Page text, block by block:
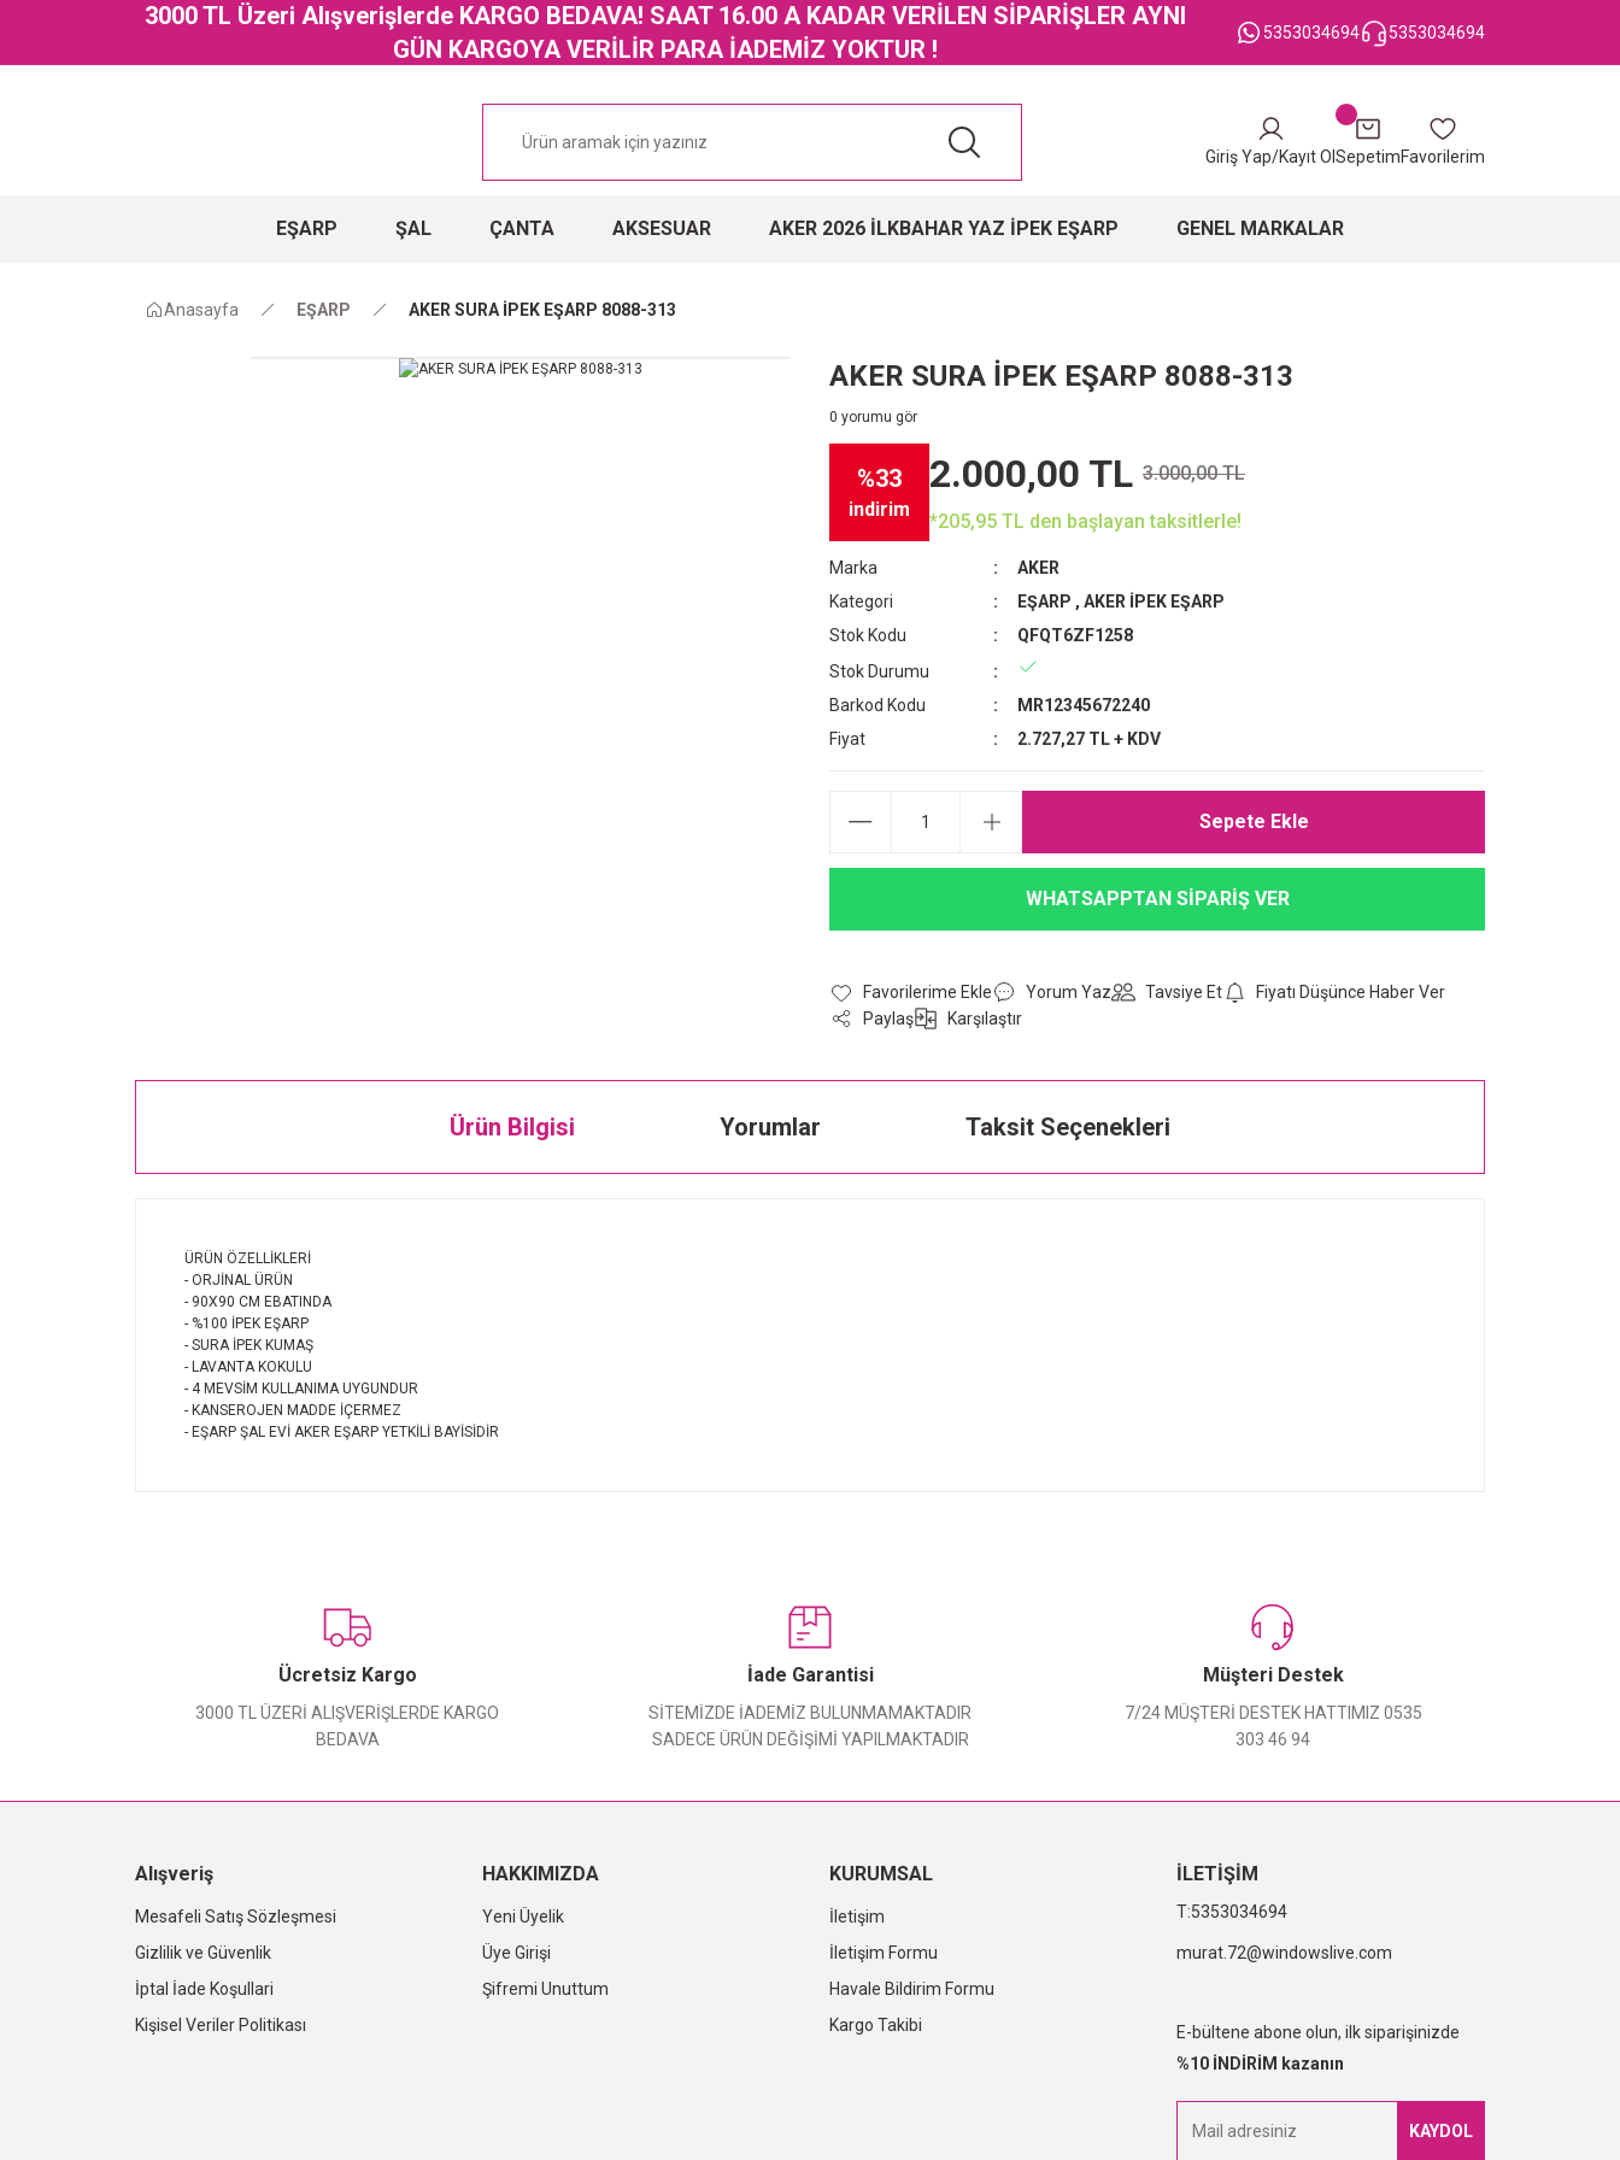
3000 TL Üzeri Alışverişlerde KARGO BEDAVA! SAAT 16.00 A KADAR VERİLEN SİPARİŞLER AYNI
GÜN KARGOYA VERİLİR PARA İADEMİZ YOKTUR !
5353034694 5353034694
Giriş Yap/Kayıt Ol SepetimFavorilerim
EŞARP ŞAL ÇANTA AKSESUAR AKER 2026 İLKBAHAR YAZ İPEK EŞARP GENEL MARKALAR
Anasayfa EŞARP AKER SURA İPEK EŞARP 8088-313
AKER SURA İPEK EŞARP 8088-313
0 yorumu gör
%33
indirim
2.000,00 TL 3.000,00 TL
*205,95 TL den başlayan taksitlerle!
Marka
AKER
Kategori
EŞARP , AKER İPEK EŞARP
Stok Kodu
QFQT6ZF1258
Stok Durumu
Barkod Kodu
MR12345672240
Fiyat
2.727,27 TL + KDV
Sepete Ekle
WHATSAPPTAN SİPARİŞ VER
Yorum Yaz Tavsiye Et
Fiyatı Düşünce Haber Ver
Paylaş
Karşılaştır
Ürün Bilgisi Yorumlar Taksit Seçenekleri
ÜRÜN ÖZELLİKLERİ
- ORJİNAL ÜRÜN
- 90X90 CM EBATINDA
- %100 İPEK EŞARP
- SURA İPEK KUMAŞ
- LAVANTA KOKULU
- 4 MEVSİM KULLANIMA UYGUNDUR
- KANSEROJEN MADDE İÇERMEZ
- EŞARP ŞAL EVİ AKER EŞARP YETKİLİ BAYİSİDİR
Yorum Yaz
Ücretsiz Kargo
3000 TL ÜZERİ ALIŞVERİŞLERDE KARGO
BEDAVA
İade Garantisi
SİTEMİZDE İADEMİZ BULUNMAMAKTADIR
SADECE ÜRÜN DEĞİŞİMİ YAPILMAKTADIR
Müşteri Destek
7/24 MÜŞTERİ DESTEK HATTIMIZ 0535
303 46 94
Alışveriş
Mesafeli Satış Sözleşmesi
Gizlilik ve Güvenlik
İptal İade Koşullari
Kişisel Veriler Politikası
HAKKIMIZDA
Yeni Üyelik
Üye Girişi
Şifremi Unuttum
KURUMSAL
İletişim
İletişim Formu
Havale Bildirim Formu
Kargo Takibi
İLETİŞİM
5353034694
murat.72@windowslive.com
E-bültene abone olun, ilk siparişinizde
%10 İNDİRİM kazanın
KAYDOL